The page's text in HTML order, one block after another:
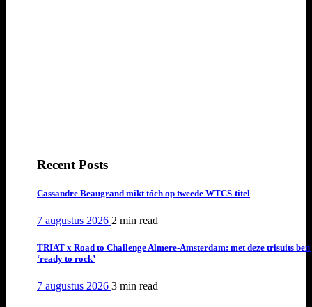
Recent Posts
Cassandre Beaugrand mikt tóch op tweede WTCS-titel
7 augustus 2026 2 min read
TRIAT x Road to Challenge Almere-Amsterdam: met deze trisuits ben
‘ready to rock’
7 augustus 2026 3 min read